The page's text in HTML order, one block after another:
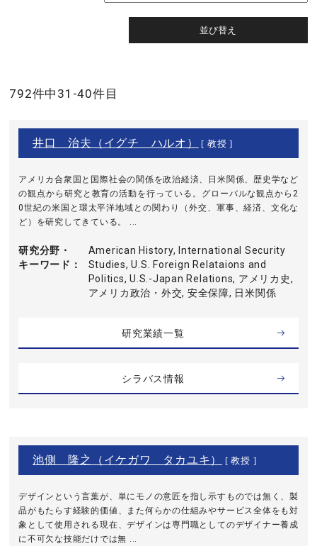
792件中31-40件目
井口 治夫（イグチ ハルオ） [ 教授 ]
アメリカ合衆国と国際社会の関係を政治経済、日米関係、歴史学など
の観点から研究と教育の活動を行っている。グローバルな観点から2
0世紀の米国と環太平洋地域との関わり（外交、軍事、経済、文化な
ど）を研究してきている。 ...
研究分野・
キーワード
American History, International Security
Studies, U.S. Foreign Relataions and
Politics, U.S.-Japan Relations, アメリカ史,
アメリカ政治・外交, 安全保障, 日米関係
研究業績一覧
シラバス情報
池側 隆之（イケガワ タカユキ） [ 教授 ]
デザインという言葉が、単にモノの意匠を指し示すものでは無く、製
品がもたらす経験的価値、また何らかの仕組みやサービス全体をも対
象として使用される現在、デザインは専門職としてのデザイナー養成
に不可欠な技能だけでは無 ...